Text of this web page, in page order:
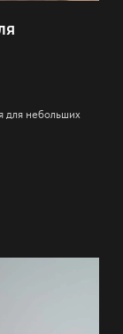
для небольших